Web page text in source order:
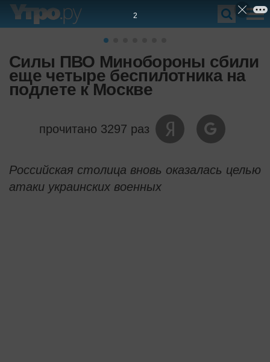
Силы ПВО Минобороны сбили
еще четыре беспилотника на
подлете к Москве
прочитано 3297 раз
Российская столица вновь оказалась целью
атаки украинских военных
1